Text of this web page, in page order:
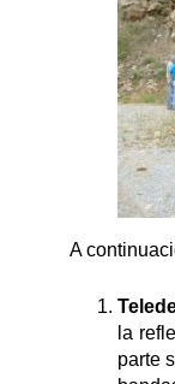
A
la
parte